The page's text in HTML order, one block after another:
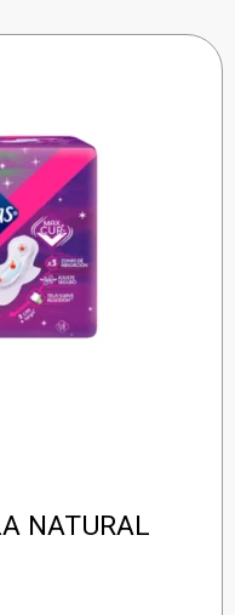
NATURAL